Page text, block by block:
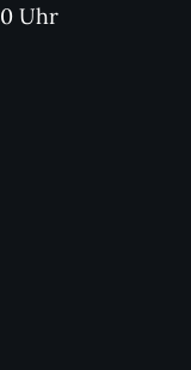
Uhr